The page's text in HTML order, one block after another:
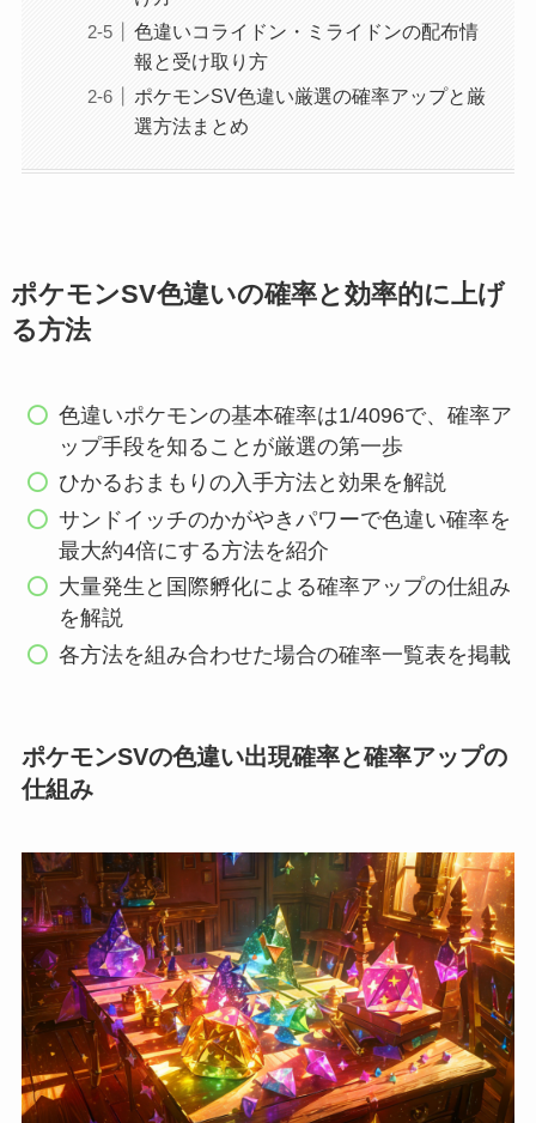
色違いコライドン・ミライドンの配布情
報と受け取り方
ポケモンSV色違い厳選の確率アップと厳
選方法まとめ
ポケモンSV色違いの確率と効率的に上げ
る方法
色違いポケモンの基本確率は1/4096で、確率ア
ップ手段を知ることが厳選の第一歩
ひかるおまもりの入手方法と効果を解説
サンドイッチのかがやきパワーで色違い確率を
最大約4倍にする方法を紹介
大量発生と国際孵化による確率アップの仕組み
を解説
各方法を組み合わせた場合の確率一覧表を掲載
ポケモンSVの色違い出現確率と確率アップの
仕組み